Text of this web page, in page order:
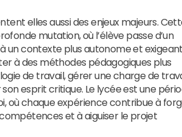
elles aussi des enjeux majeurs.
mutation, où l’élève passe d’un
un contexte plus autonome et
à des méthodes pédagogiques plus
de travail, gérer une charge de
esprit critique. Le lycée est une
où chaque expérience contribue à
et à aiguiser le projet